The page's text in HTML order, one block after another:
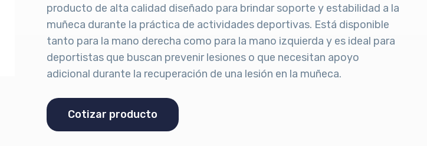
producto de alta calidad diseñado para brindar soporte y estabilidad a la
muñeca durante la práctica de actividades deportivas. Está disponible
tanto para la mano derecha como para la mano izquierda y es ideal para
deportistas que buscan prevenir lesiones o que necesitan apoyo
adicional durante la recuperación de una lesión en la muñeca.
Cotizar producto